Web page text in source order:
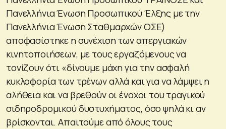
Πανελλήνια Ένωση Προσωπικού Έλξης με την
Πανελλήνια Ένωση Σταθμαρχών ΟΣΕ)
αποφασίστηκε η συνέχιση των απεργιακών
κινητοποιήσεων, με τους εργαζόμενους να
τονίζουν ότι «δίνουμε μάχη για την ασφαλή
κυκλοφορία των τρένων αλλά και για να λάμψει η
αλήθεια και να βρεθούν οι ένοχοι του τραγικού
σιδηροδρομικού δυστυχήματος, όσο ψηλά κι αν
βρίσκονται. Απαιτούμε από όλους τους